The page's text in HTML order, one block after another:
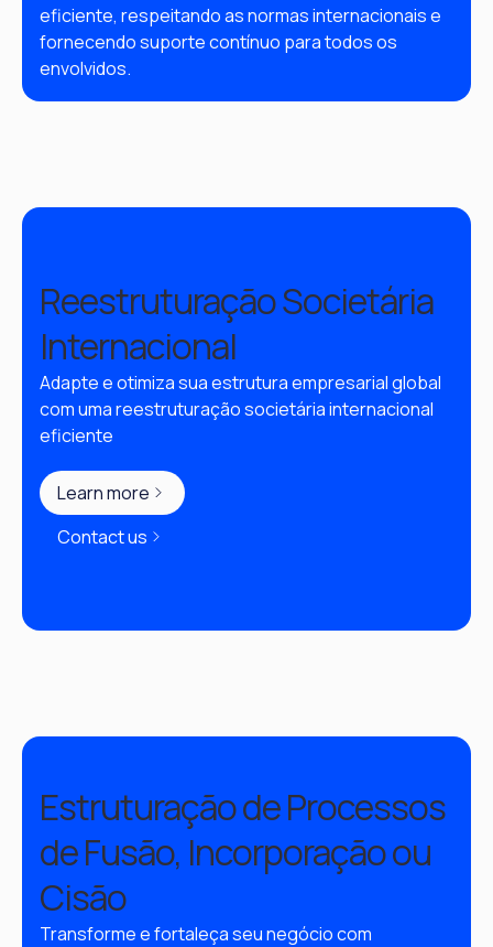
eficiente, respeitando as normas internacionais e
fornecendo suporte contínuo para todos os
envolvidos.
Reestruturação Societária
Internacional
Adapte e otimiza sua estrutura empresarial global
com uma reestruturação societária internacional
eficiente
Learn more
Contact us
Estruturação de Processos
de Fusão, Incorporação ou
Cisão
Transforme e fortaleça seu negócio com